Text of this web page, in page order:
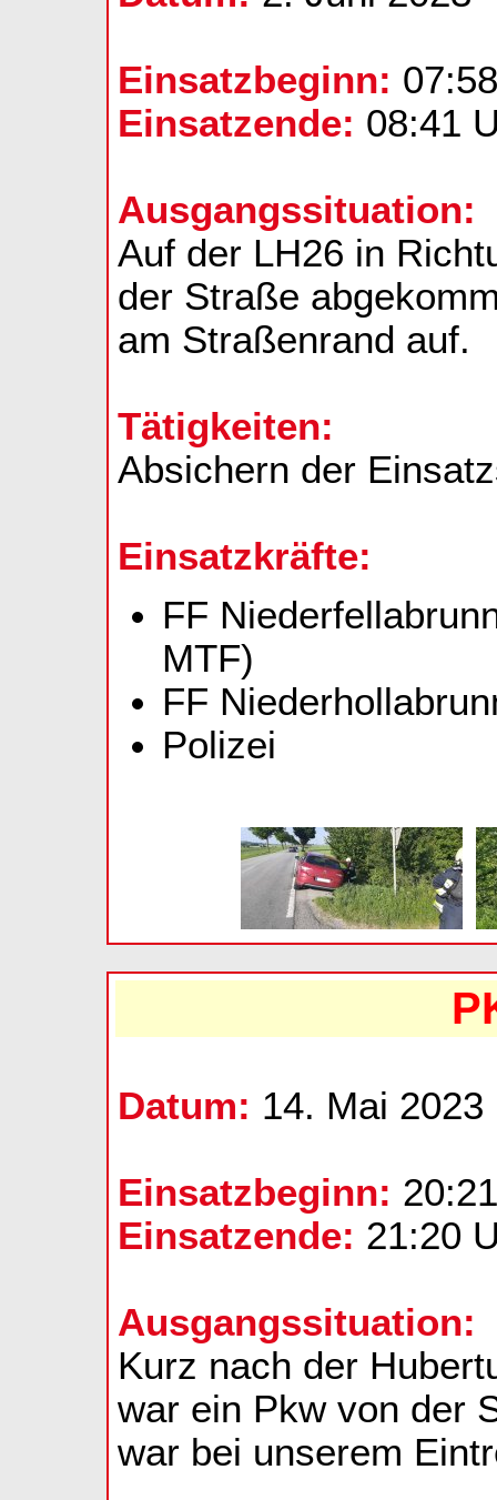
Einsatzbeginn:
Einsatzende: 08:41
Ausgangssituation:
Auf der LH26 in
der Straße
am Straßenrand auf.
Tätigkeiten:
Absichern der
Einsatzkräfte:
FF
MTF)
FF
Polizei
Datum: 14. Mai 2023
Einsatzbeginn:
Einsatzende: 21:20
Ausgangssituation:
Kurz nach der
war ein Pkw von der
war bei unserem